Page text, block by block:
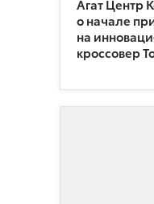
Агат Центр
о начале
на
кроссовер